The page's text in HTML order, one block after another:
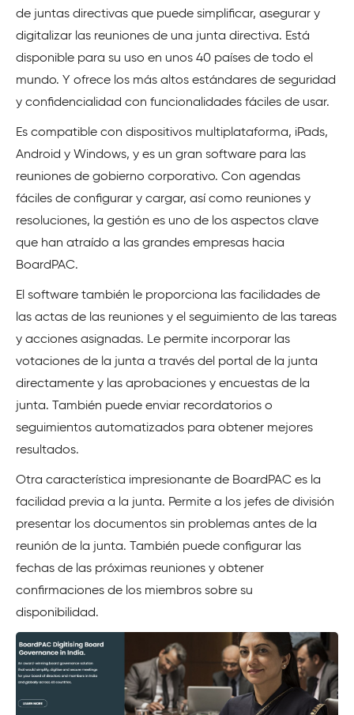
de juntas directivas que puede simplificar, asegurar y
digitalizar las reuniones de una junta directiva. Está
disponible para su uso en unos 40 países de todo el
mundo. Y ofrece los más altos estándares de seguridad
y confidencialidad con funcionalidades fáciles de usar.
Es compatible con dispositivos multiplataforma, iPads,
Android y Windows, y es un gran software para las
reuniones de gobierno corporativo. Con agendas
fáciles de configurar y cargar, así como reuniones y
resoluciones, la gestión es uno de los aspectos clave
que han atraído a las grandes empresas hacia
BoardPAC.
El software también le proporciona las facilidades de
las actas de las reuniones y el seguimiento de las tareas
y acciones asignadas. Le permite incorporar las
votaciones de la junta a través del portal de la junta
directamente y las aprobaciones y encuestas de la
junta. También puede enviar recordatorios o
seguimientos automatizados para obtener mejores
resultados.
Otra característica impresionante de BoardPAC es la
facilidad previa a la junta. Permite a los jefes de división
presentar los documentos sin problemas antes de la
reunión de la junta. También puede configurar las
fechas de las próximas reuniones y obtener
confirmaciones de los miembros sobre su
disponibilidad.